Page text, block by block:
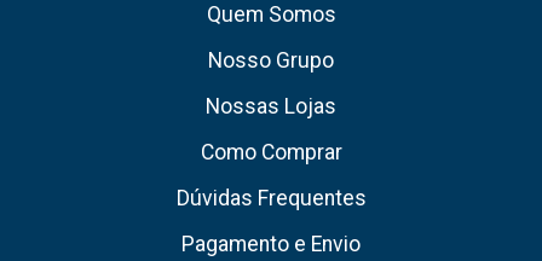
Quem Somos
Nosso Grupo
Nossas Lojas
Como Comprar
Dúvidas Frequentes
Pagamento e Envio